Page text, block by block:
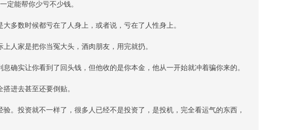
定能帮你少亏不少钱。
多数时候都亏在了人身上，或者说，亏在了人性身上。
人家是把你当冤大头，酒肉朋友，用完就扔。
确实让你看到了回头钱，但他收的是你本金，他从一开始就冲着骗你来的。
进去甚至还要倒贴。
。投资就不一样了，很多人已经不是投资了，是投机，完全看运气的东西，